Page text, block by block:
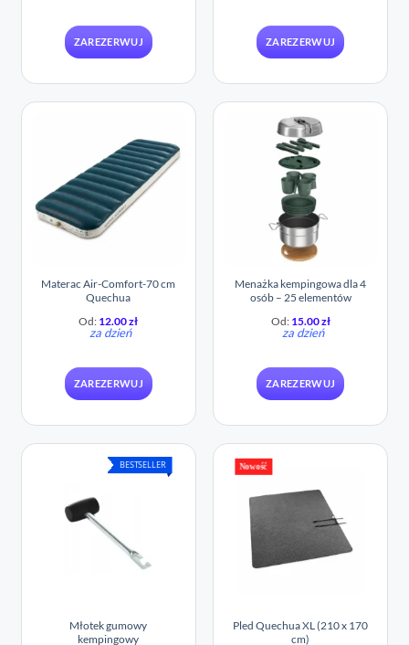
ZAREZERWUJ ZAREZERWUJ
Materac Air-Comfort-70 cm
Quechua
Od: 12.00zł
za dzień
ZAREZERWUJ
Menażka kempingowa dla 4
osób – 25 elementów
Od: 15.00zł
za dzień
ZAREZERWUJ
BESTSELLER
Młotek gumowy
kempingowy
Nowość
Pled Quechua XL (210 x 170
cm)